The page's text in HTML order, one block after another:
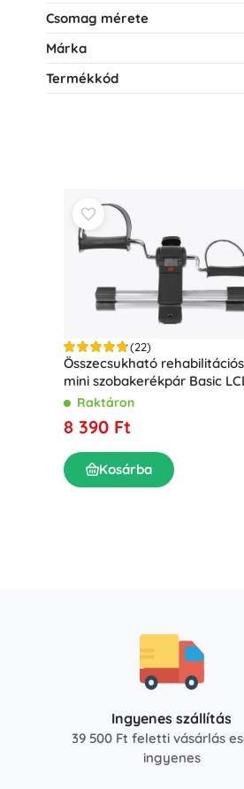
Csomag mérete
Márka
Termékkód
(22)
Összecsukható rehabilitációs
mini szobakerékpár Basic
kijelzővel
Raktáron
8 390 Ft
Kosárba
Ingyenes szállítás
39 500 Ft feletti vásárlás
ingyenes